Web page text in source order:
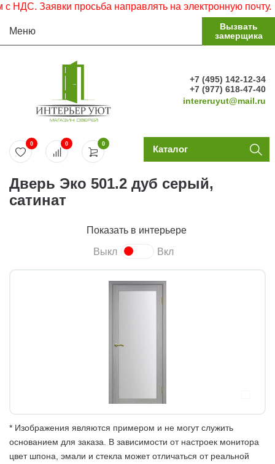
Заявки просьба направлять на электронную почту.
Меню
Вызвать
замерщика
+7 (495) 142-12-34
+7 (977) 618-47-40
intereruyut@mail.ru
0
0 0 Каталог
Дверь Эко 501.2 дуб серый,
сатинат
Показать в интерьере
Выкл Вкл
* Изображения являются примером и не могут служить
основанием для заказа. В зависимости от настроек монитора
цвет шпона, эмали и стекла может отличаться от реальной